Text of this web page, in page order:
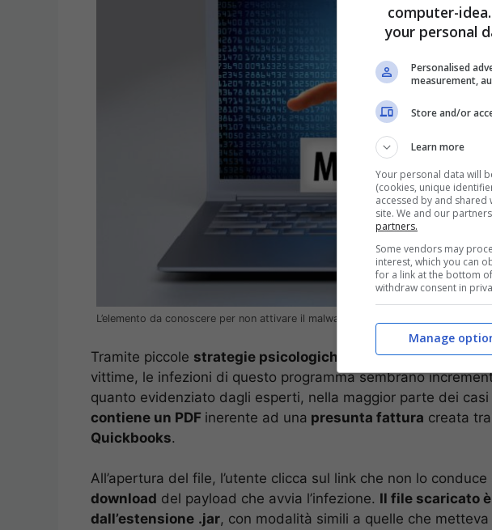
L’elemento da conoscere per non attivare il malware Darkgate – Foto: Canva –
Tramite piccole strategie psicologiche
e con la presenza di
vittime, le infezioni di questo programma sembrano
quanto evidenziato dagli esperti, nella maggior parte dei
contiene un PDF inerente ad una presunta fattura creata
Quickbooks.
All’apertura del file, l’utente clicca sul link che non lo
download del payload che avvia l’infezione. Il file scaricato
dall’estensione .jar, con modalità simili a quelle che
computer-
your personal
Personalised
measurement,
Store and/or
Learn more
Your personal data will
(cookies, unique
accessed by and
site. We and our
partners.
Some vendors may
interest, which you can
for a link at the bottom
withdraw consent in
Manage